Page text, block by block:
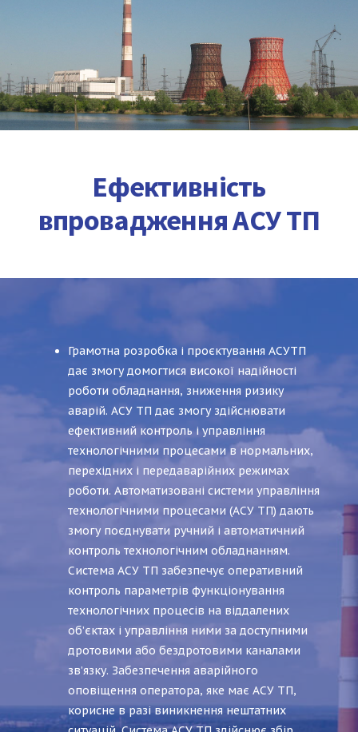
Ефективність
впровадження АСУ ТП
Грамотна розробка і проєктування АСУТП
дає змогу домогтися високої надійності
роботи обладнання, зниження ризику
аварій. АСУ ТП дає змогу здійснювати
ефективний контроль і управління
технологічними процесами в нормальних,
перехідних і передаварійних режимах
роботи. Автоматизовані системи управління
технологічними процесами (АСУ ТП) дають
змогу поєднувати ручний і автоматичний
контроль технологічним обладнанням.
Система АСУ ТП забезпечує оперативний
контроль параметрів функціонування
технологічних процесів на віддалених
об’єктах і управління ними за доступними
дротовими або бездротовими каналами
зв’язку. Забезпечення аварійного
оповіщення оператора, яке має АСУ ТП,
корисне в разі виникнення нештатних